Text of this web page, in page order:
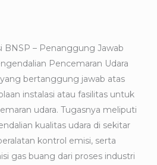
BNSP – Penanggung Jawab
Pencemaran Udara
bertanggung jawab atas
instalasi atau fasilitas untuk
udara. Tugasnya meliputi
kualitas udara di sekitar
kontrol emisi, serta
gas buang dari proses industri